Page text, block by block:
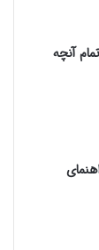
آنچه
۱۸ سال: راهنمای